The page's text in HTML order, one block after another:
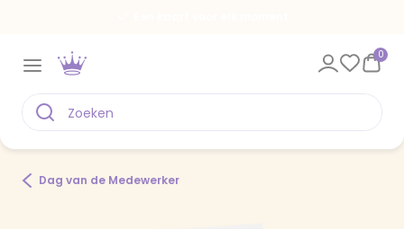
0
Dag van de Medewerker